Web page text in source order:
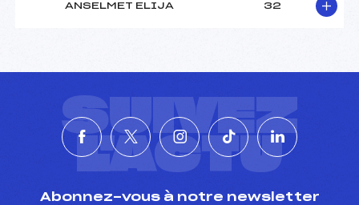
ANSELMET ELIJA 32
SUIVEZ
L'ACTU
Abonnez-vous à notre newsletter